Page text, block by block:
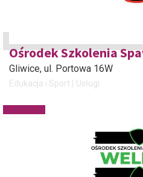
Ośrodek Szkolenia
Gliwice, ul. Portowa 16W
Edukacja i Sport Usługi